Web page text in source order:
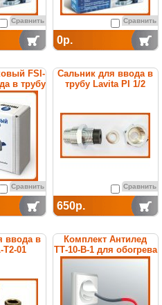
Сравнить Сравнить
0р.
FSI-
в трубу
Сравнить
Сальник для ввода в
трубу Lavita PI 1/2
Сравнить
650р.
ввода в
T2-01
Комплект Антилед
ТТ-10-В-1 для обогрева
труб